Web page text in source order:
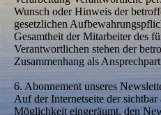
Wunsch oder Hinweis der
gesetzlichen
Gesamtheit der Mitarbeiter des
Verantwortlichen stehen der
Zusammenhang als
6. Abonnement unseres
Auf der Internetseite der
Möglichkeit eingeräumt, den